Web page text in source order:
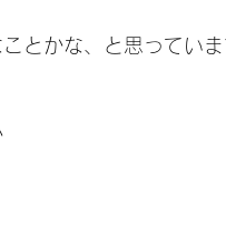
とかな、と思ってい